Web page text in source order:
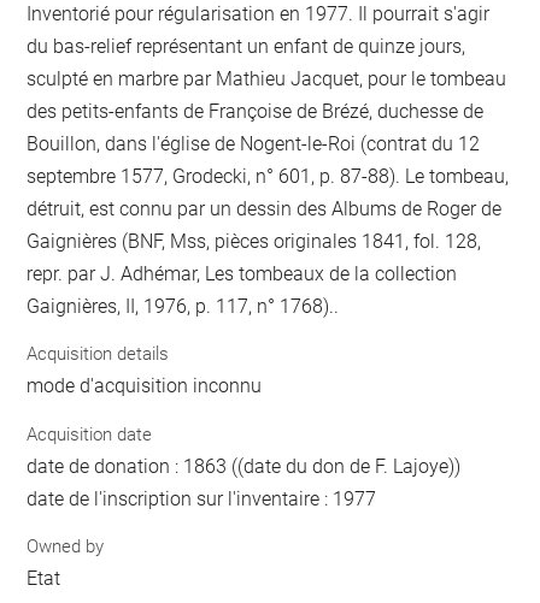
Inventorié pour régularisation en 1977. Il pourrait s'agir
du bas-relief représentant un enfant de quinze jours,
sculpté en marbre par Mathieu Jacquet, pour le tombeau
des petits-enfants de Françoise de Brézé, duchesse de
Bouillon, dans l'église de Nogent-le-Roi (contrat du 12
septembre 1577, Grodecki, n° 601, p. 87-88). Le tombeau,
détruit, est connu par un dessin des Albums de Roger de
Gaignières (BNF, Mss, pièces originales 1841, fol. 128,
repr. par J. Adhémar, Les tombeaux de la collection
Gaignières, II, 1976, p. 117, n° 1768)..
Acquisition details
mode d'acquisition inconnu
Acquisition date
date de donation : 1863 ((date du don de F. Lajoye))
date de l'inscription sur l'inventaire : 1977
Owned by
Etat